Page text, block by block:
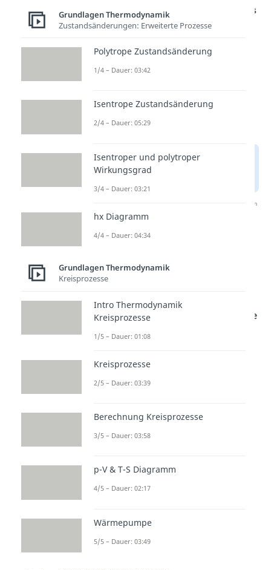
Studyflix vernetzt: Hier ein Video aus
einem anderen Bereich
Nach Beantwortung speichern wir deine Antwort, um
Studyflix zu verbessern. Mehr dazu erfährst du in
Thermische
Zustandsgleichung
Setzen wir die
konstant bleibende
Temperatur
R = universelle/molare
Gaskonstante [8,3144598
T = Temperatur [K]
= individuelle/spezifische
m = Masse [kg]
p = Druck [Pa]
Grundlagen Thermodynamik
Zustandsänderungen: Erweiterte Prozesse
Polytrope Zustandsänderung
1/4 – Dauer: 03:42
Isentrope Zustandsänderung
2/4 – Dauer: 05:29
Isentroper und polytroper
Wirkungsgrad
3/4 – Dauer: 03:21
hx Diagramm
4/4 – Dauer: 04:34
Grundlagen Thermodynamik
Kreisprozesse
Intro Thermodynamik
Kreisprozesse
1/5 – Dauer: 01:08
Kreisprozesse
2/5 – Dauer: 03:39
Berechnung Kreisprozesse
3/5 – Dauer: 03:58
p-V & T-S Diagramm
4/5 – Dauer: 02:17
Wärmepumpe
5/5 – Dauer: 03:49